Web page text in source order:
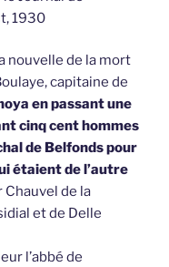
1930
nouvelle de la mort
capitaine de
en passant une
cinq cent hommes
de Belfonds pour
étaient de l’autre
de la
et de Delle
l’abbé de